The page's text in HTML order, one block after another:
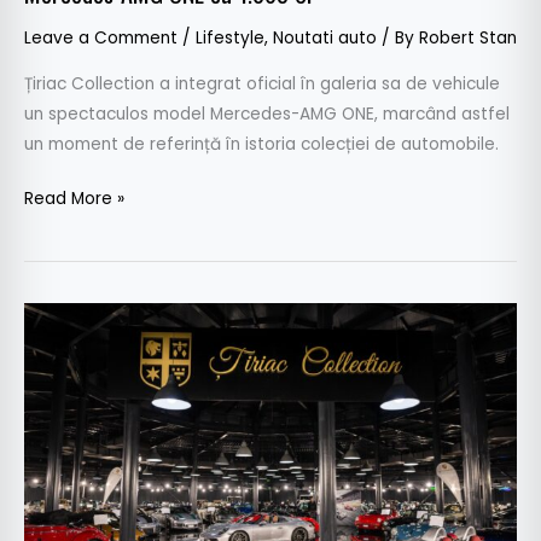
Leave a Comment / Lifestyle, Noutati auto / By Robert Stan
Țiriac Collection a integrat oficial în galeria sa de vehicule
un spectaculos model Mercedes-AMG ONE, marcând astfel
un moment de referință în istoria colecției de automobile.
Read More »
Țiriac
Collection
ocupă
locul
trei
în
topul
celor